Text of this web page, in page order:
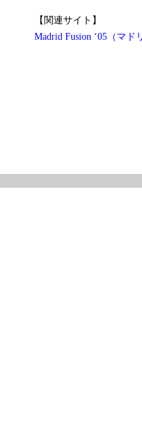
【関連サイト】
Madrid Fusion ‘05（マド